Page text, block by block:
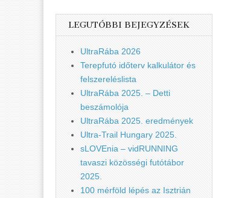
LEGUTÓBBI BEJEGYZÉSEK
UltraRába 2026
Terepfutó időterv kalkulátor és
felszereléslista
UltraRába 2025. – Detti
beszámolója
UltraRába 2025. eredmények
Ultra-Trail Hungary 2025.
sLOVEnia – vidRUNNING
tavaszi közösségi futótábor
2025.
100 mérföld lépés az Isztrián